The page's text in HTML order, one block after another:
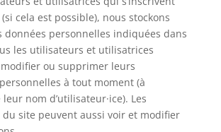
cela est possible), nous stockons
données personnelles indiquées dans
les utilisateurs et utilisatrices
ou supprimer leurs
à tout moment (à
leur nom d’utilisateur·ice). Les
site peuvent aussi voir et modifier